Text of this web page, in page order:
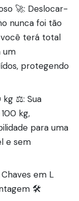
🚀: Deslocar-
nunca foi tão
você terá total
um
protegendo
kg ⚖️: Sua
kg,
para uma
e sem
em L
🛠️